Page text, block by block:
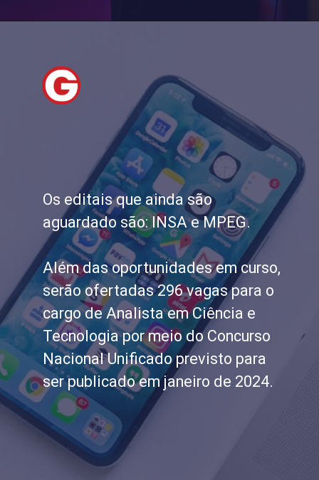
Os editais que ainda são
aguardado são: INSA e MPEG.
Além das oportunidades em curso,
serão ofertadas 296 vagas para o
cargo de Analista em Ciência e
Tecnologia por meio do Concurso
Nacional Unificado previsto para
ser publicado em janeiro de 2024.